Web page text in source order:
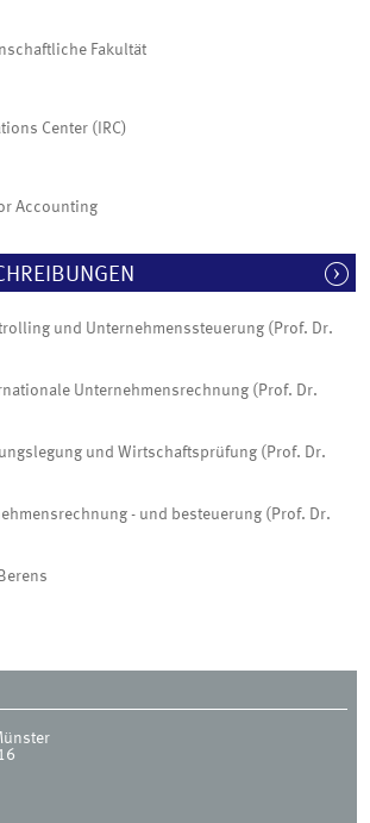
Fakultät
Center (IRC)
Accounting
und Unternehmenssteuerung (Prof. Dr.
Unternehmensrechnung (Prof. Dr.
und Wirtschaftsprüfung (Prof. Dr.
- und besteuerung (Prof. Dr.